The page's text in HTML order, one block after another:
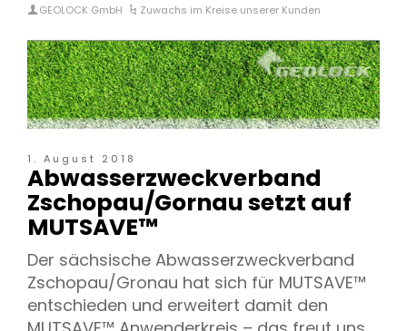
GEOLOCK GmbH Zuwachs im Kreise unserer Kunden
1. August 2018
Abwasserzweckverband
Zschopau/Gornau setzt auf
MUTSAVE™
Der sächsische Abwasserzweckverband
Zschopau/Gronau hat sich für MUTSAVE™
entschieden und erweitert damit den